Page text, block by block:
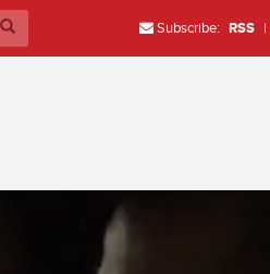
Subscribe: RSS |